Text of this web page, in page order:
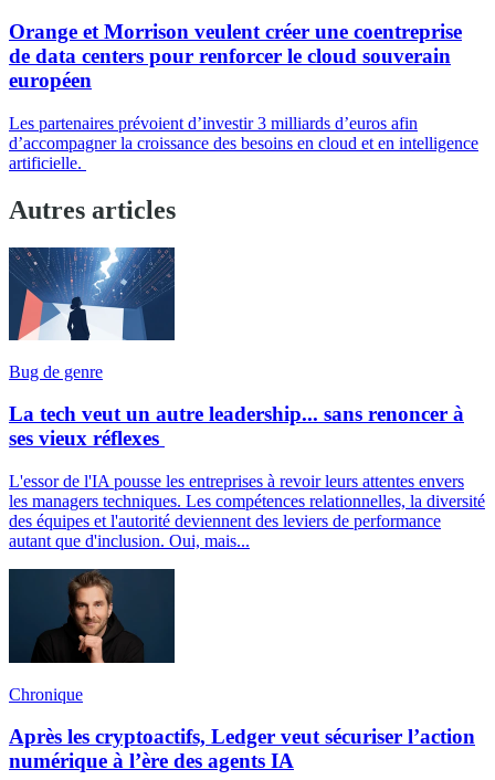
Orange et Morrison veulent créer une coentreprise
de data centers pour renforcer le cloud souverain
européen
Les partenaires prévoient d’investir 3 milliards d’euros afin
d’accompagner la croissance des besoins en cloud et en intelligence
artificielle.
Autres articles
Bug de genre
La tech veut un autre leadership... sans renoncer à
ses vieux réflexes
L'essor de l'IA pousse les entreprises à revoir leurs attentes envers
les managers techniques. Les compétences relationnelles, la diversité
des équipes et l'autorité deviennent des leviers de performance
autant que d'inclusion. Oui, mais...
Chronique
Après les cryptoactifs, Ledger veut sécuriser l’action
numérique à l’ère des agents IA